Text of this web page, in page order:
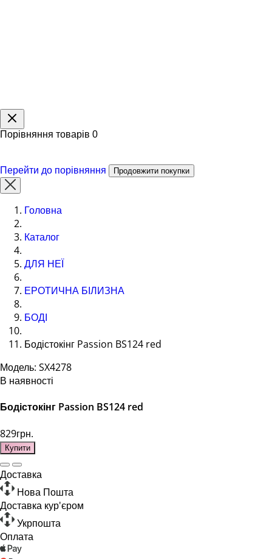
Порівняння товарів 0
Перейти до порівняння Продовжити покупки
Головна
Каталог
ДЛЯ НЕЇ
ЕРОТИЧНА БІЛИЗНА
БОДІ
Бодістокінг Passion BS124 red
Модель: SX4278
В наявності
Бодістокінг Passion BS124 red
829грн.
Купити
Доставка
Нова Пошта
Доставка кур'єром
Укрпошта
Оплата